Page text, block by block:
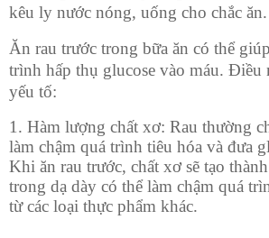
kêu ly nước nóng, uống cho chắc ăn.
Ăn rau trước trong bữa ăn có thể
trình hấp thụ glucose vào máu. Điều
yếu tố:
1. Hàm lượng chất xơ: Rau thường
làm chậm quá trình tiêu hóa và đưa
Khi ăn rau trước, chất xơ sẽ tạo
trong dạ dày có thể làm chậm quá
từ các loại thực phẩm khác.